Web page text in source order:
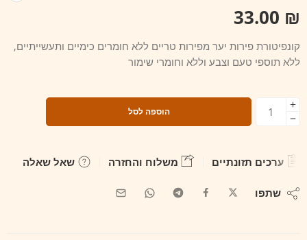
₪
קונפיטורת פירות יער מפירות טריים ללא חומרים כימיים ותעשייתיים,
ללא תוספי טעם וצבע וללא וחומרי שימור
הוספה לסל
ערכים תזונתיים משלוח והחזרה שאל שאלה
שתפו